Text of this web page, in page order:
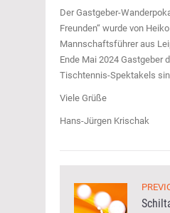
Der Gastgeber-
Freunden“ wurde von
Mannschaftsführer aus
Ende Mai 2024 Gastgeber
Tischtennis-Spektakels
Viele Grüße
Hans-Jürgen Krischak